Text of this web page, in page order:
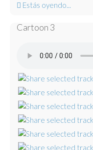
Estás oyendo...
Cartoon 3